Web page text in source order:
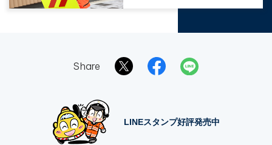
Share
LINEスタンプ好評発売中